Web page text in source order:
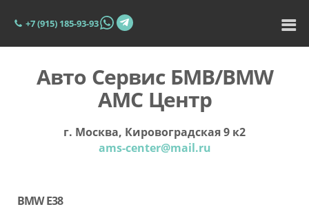
+7 (915) 185-93-93
Авто Сервис БМВ/BMW
АМС Центр
г. Москва, Кировоградская 9 к2
ams-center@mail.ru
BMW E38